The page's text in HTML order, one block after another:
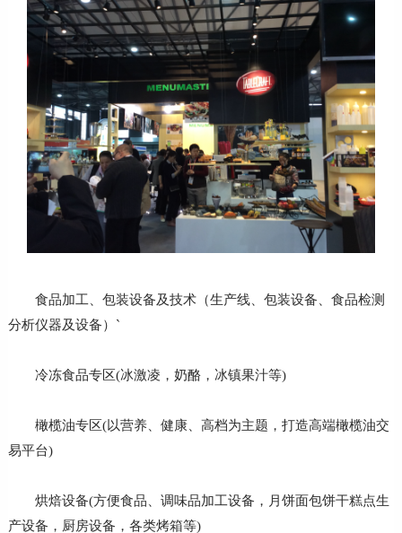
食品加工、包装设备及技术（生产线、包装设备、食品检测
分析仪器及设备）`
冷冻食品专区(冰激凌，奶酪，冰镇果汁等)
橄榄油专区(以营养、健康、高档为主题，打造高端橄榄油交
易平台)
烘焙设备(方便食品、调味品加工设备，月饼面包饼干糕点生
产设备，厨房设备，各类烤箱等)